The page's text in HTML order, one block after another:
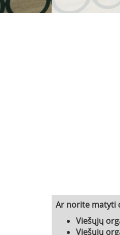
Ar norite matyti
Viešųjų
Viešųjų